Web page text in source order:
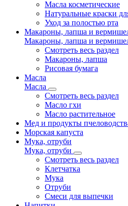
Масла косметические
Натуральные краски
Уход за полостью рта
Макароны, лапша и
Макароны, лапша и
Смотреть весь раздел
Макароны, лапша
Рисовая бумага
Масла
Масла
Смотреть весь раздел
Масло гхи
Масло растительное
Мед и продукты
Морская капуста
Мука, отруби
Мука, отруби
Смотреть весь раздел
Клетчатка
Мука
Отруби
Смеси для выпечки